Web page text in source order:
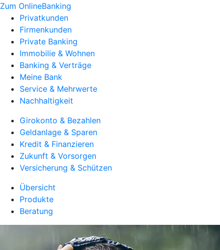
Zum OnlineBanking
Privatkunden
Firmenkunden
Private Banking
Immobilie & Wohnen
Banking & Verträge
Meine Bank
Service & Mehrwerte
Nachhaltigkeit
Girokonto & Bezahlen
Geldanlage & Sparen
Kredit & Finanzieren
Zukunft & Vorsorgen
Versicherung & Schützen
Übersicht
Produkte
Beratung